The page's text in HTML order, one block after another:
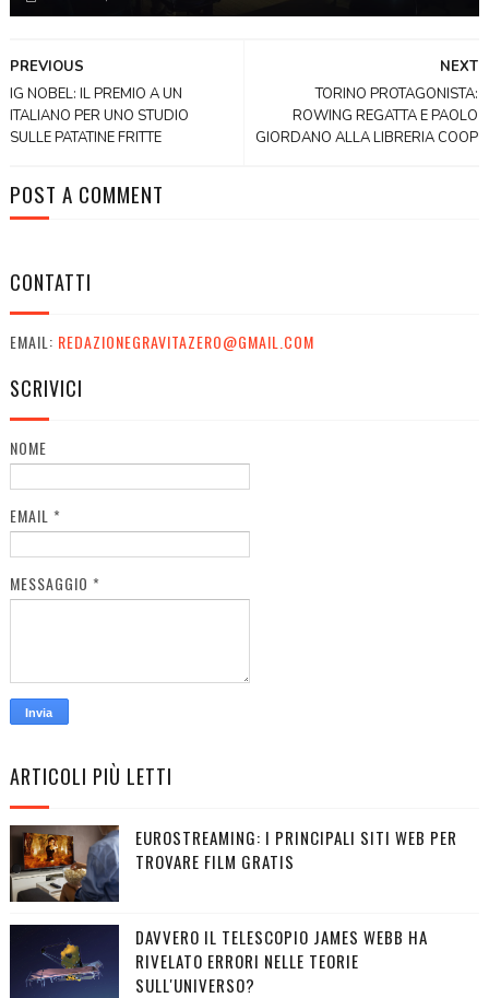
NEXT
TORINO PROTAGONISTA:
ROWING REGATTA E PAOLO
GIORDANO ALLA LIBRERIA COOP
PREVIOUS
IG NOBEL: IL PREMIO A UN
ITALIANO PER UNO STUDIO
SULLE PATATINE FRITTE
POST A COMMENT
CONTATTI
EMAIL: REDAZIONEGRAVITAZERO@GMAIL.COM
SCRIVICI
NOME
EMAIL *
MESSAGGIO *
ARTICOLI PIÙ LETTI
EUROSTREAMING: I PRINCIPALI SITI WEB PER
TROVARE FILM GRATIS
DAVVERO IL TELESCOPIO JAMES WEBB HA
RIVELATO ERRORI NELLE TEORIE
SULL'UNIVERSO?